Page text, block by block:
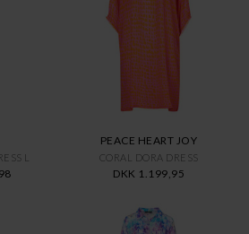
L
PEACE HEART JOY
CORAL DORA DRESS
DKK 1.199,95